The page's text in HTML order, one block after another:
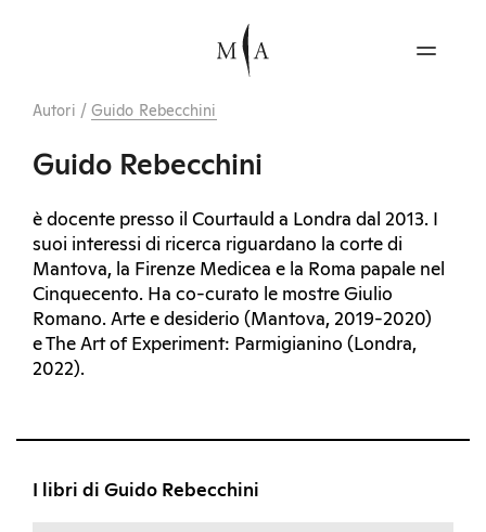
Autori / Guido Rebecchini
Guido Rebecchini
è docente presso il Courtauld a Londra dal 2013. I
suoi interessi di ricerca riguardano la corte di
Mantova, la Firenze Medicea e la Roma papale nel
Cinquecento. Ha co-curato le mostre Giulio
Romano. Arte e desiderio (Mantova, 2019-2020)
e The Art of Experiment: Parmigianino (Londra,
2022).
I libri di Guido Rebecchini